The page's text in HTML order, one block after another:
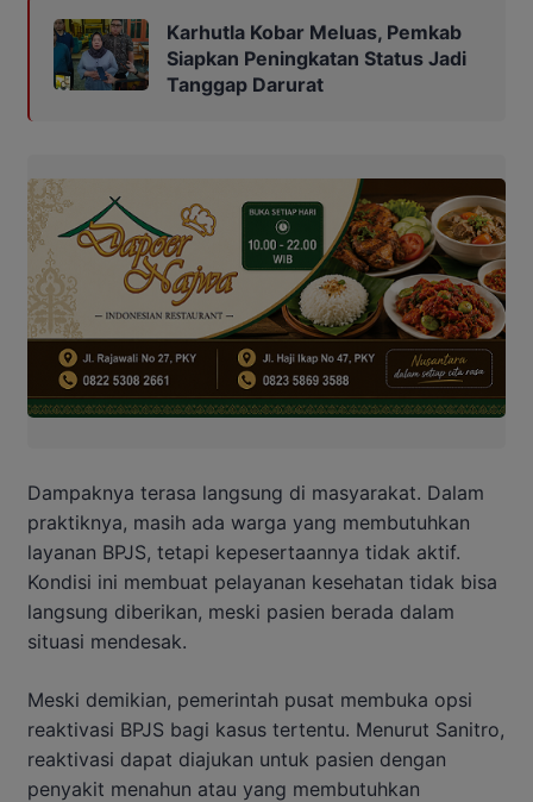
Karhutla Kobar Meluas, Pemkab
Siapkan Peningkatan Status Jadi
Tanggap Darurat
Dampaknya terasa langsung di masyarakat. Dalam
praktiknya, masih ada warga yang membutuhkan
layanan BPJS, tetapi kepesertaannya tidak aktif.
Kondisi ini membuat pelayanan kesehatan tidak bisa
langsung diberikan, meski pasien berada dalam
situasi mendesak.
Meski demikian, pemerintah pusat membuka opsi
reaktivasi BPJS bagi kasus tertentu. Menurut Sanitro,
reaktivasi dapat diajukan untuk pasien dengan
penyakit menahun atau yang membutuhkan